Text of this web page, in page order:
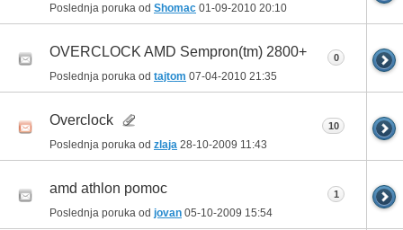
Poslednja poruka od Shomac 01-09-2010 20:10
OVERCLOCK AMD Sempron(tm) 2800+
Poslednja poruka od tajtom 07-04-2010 21:35
0
Overclock
Poslednja poruka od zlaja 28-10-2009 11:43
10
amd athlon pomoc
Poslednja poruka od jovan 05-10-2009 15:54
1